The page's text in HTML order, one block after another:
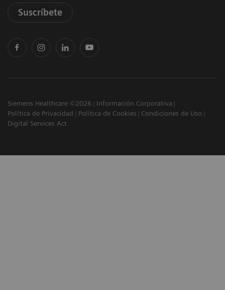
Suscríbete
Siemens Healthcare ©2026
Información Corporativa
Política de Privacidad
Política de Cookies
Condiciones de Uso
Digital Services Act